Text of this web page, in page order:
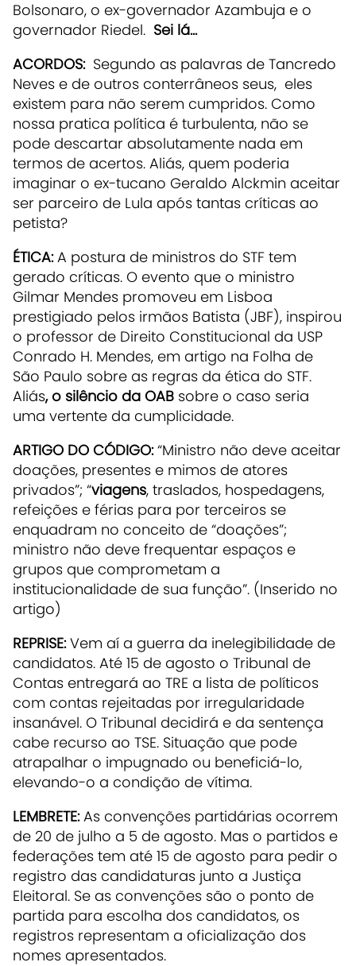
Bolsonaro, o ex-governador Azambuja e o
governador Riedel. Sei lá...
ACORDOS:Segundo as palavras de Tancredo
Neves e de outros conterrâneos seus, eles
existem para não serem cumpridos. Como
nossa pratica política é turbulenta, não se
pode descartar absolutamente nada em
termos de acertos. Aliás, quem poderia
imaginar o ex-tucano Geraldo Alckmin aceitar
ser parceiro de Lula após tantas críticas ao
petista?
ÉTICA:A postura de ministros do STF tem
gerado críticas. O evento que o ministro
Gilmar Mendes promoveu em Lisboa
prestigiado pelos irmãos Batista (JBF), inspirou
o professor de Direito Constitucional da USP
Conrado H. Mendes, em artigo na Folha de
São Paulo sobre as regras da ética do STF.
Aliás, o silêncio da OAB sobre o caso seria
uma vertente da cumplicidade.
ARTIGO DO CÓDIGO:“Ministro não deve aceitar
doações, presentes e mimos de atores
privados”; “viagens, traslados, hospedagens,
refeições e férias para por terceiros se
enquadram no conceito de “doações”;
ministro não deve frequentar espaços e
grupos que comprometam a
institucionalidade de sua função”. (Inserido no
artigo)
REPRISE:Vem aí a guerra da inelegibilidade de
candidatos. Até 15 de agosto o Tribunal de
Contas entregará ao TRE a lista de políticos
com contas rejeitadas por irregularidade
insanável. O Tribunal decidirá e da sentença
cabe recurso ao TSE. Situação que pode
atrapalhar o impugnado ou beneficiá-lo,
elevando-o a condição de vítima.
LEMBRETE:As convenções partidárias ocorrem
de 20 de julho a 5 de agosto. Mas o partidos e
federações tem até 15 de agosto para pedir o
registro das candidaturas junto a Justiça
Eleitoral. Se as convenções são o ponto de
partida para escolha dos candidatos, os
registros representam a oficialização dos
nomes apresentados.